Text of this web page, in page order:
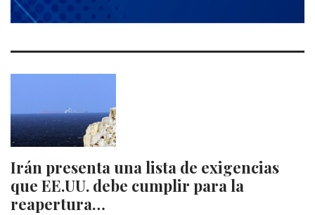
Irán presenta una lista de exigencias
que EE.UU. debe cumplir para la
reapertura…